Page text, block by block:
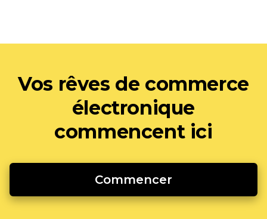
Vos rêves de commerce
électronique
commencent ici
Commencer